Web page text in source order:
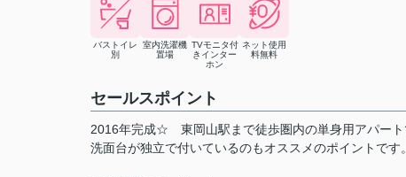
バストイレ
別
室内洗濯機
置場
TVモニタ付
きインター
ホン
ネット使用
料無料
セールスポイント
2016年完成☆ 東岡山駅まで徒歩圏内の単身用アパート
洗面台が独立で付いているのもオススメのポイントです。